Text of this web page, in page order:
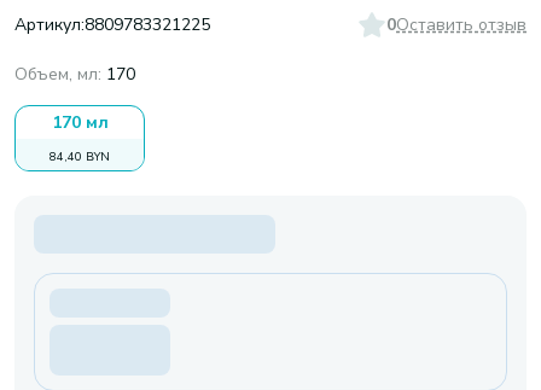
Артикул:8809783321225 0Оставить отзыв
Объем, мл: 170
170 мл
84,40 BYN